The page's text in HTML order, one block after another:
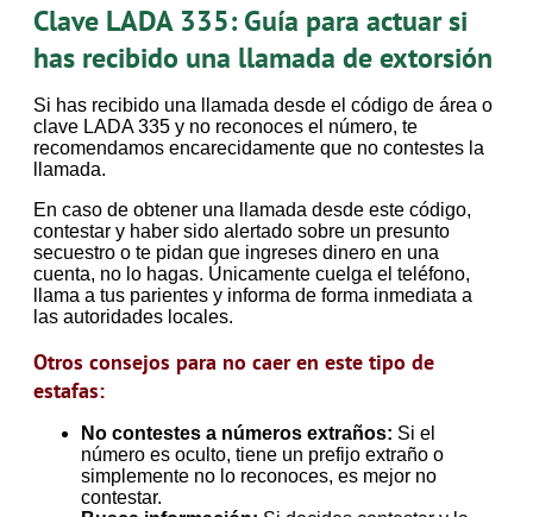
Clave LADA 335: Guía para actuar si
has recibido una llamada de extorsión
Si has recibido una llamada desde el código de área o
clave LADA 335 y no reconoces el número, te
recomendamos encarecidamente que no contestes la
llamada.
En caso de obtener una llamada desde este código,
contestar y haber sido alertado sobre un presunto
secuestro o te pidan que ingreses dinero en una
cuenta, no lo hagas. Únicamente cuelga el teléfono,
llama a tus parientes y informa de forma inmediata a
las autoridades locales.
Otros consejos para no caer en este tipo de
estafas:
No contestes a números extraños: Si el
número es oculto, tiene un prefijo extraño o
simplemente no lo reconoces, es mejor no
contestar.